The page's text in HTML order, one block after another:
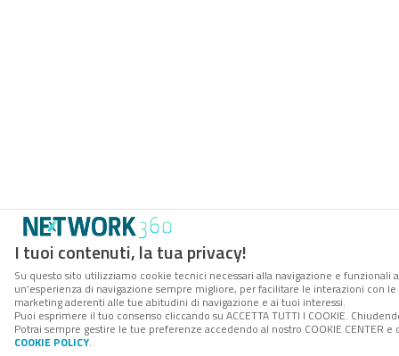
I tuoi contenuti, la tua privacy!
Su questo sito utilizziamo cookie tecnici necessari alla navigazione e
un’esperienza di navigazione sempre migliore, per facilitare le interazioni con
marketing aderenti alle tue abitudini di navigazione e ai tuoi interessi.
Puoi esprimere il tuo consenso cliccando su ACCETTA TUTTI I COOKIE.
Potrai sempre gestire le tue preferenze accedendo al nostro COOKIE
COOKIE POLICY.